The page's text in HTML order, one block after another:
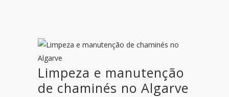
Limpeza e manutenção
de chaminés no Algarve